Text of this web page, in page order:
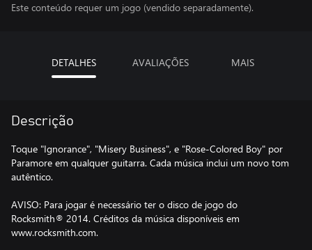
Este conteúdo requer um jogo (vendido separadamente).
DETALHES AVALIAÇÕES MAIS
Descrição
Toque "Ignorance", "Misery Business", e "Rose-Colored Boy" por
Paramore em qualquer guitarra. Cada música inclui um novo tom
autêntico.
AVISO: Para jogar é necessário ter o disco de jogo do
Rocksmith® 2014. Créditos da música disponíveis em
www.rocksmith.com.